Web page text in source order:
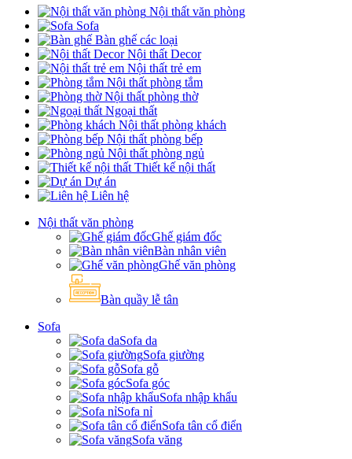
Nội thất văn phòng
Sofa
Bàn ghế các loại
Nội thất Decor
Nội thất trẻ em
Nội thất phòng tắm
Nội thất phòng thờ
Ngoại thất
Nội thất phòng khách
Nội thất phòng bếp
Nội thất phòng ngủ
Thiết kế nội thất
Dự án
Liên hệ
Nội thất văn phòng
Ghế giám đốc
Bàn nhân viên
Ghế văn phòng
Bàn quầy lễ tân
Sofa
Sofa da
Sofa giường
Sofa gỗ
Sofa góc
Sofa nhập khẩu
Sofa nỉ
Sofa tân cổ điển
Sofa văng